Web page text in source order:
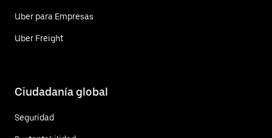
Uber para Empresas
Uber Freight
Ciudadanía global
Seguridad